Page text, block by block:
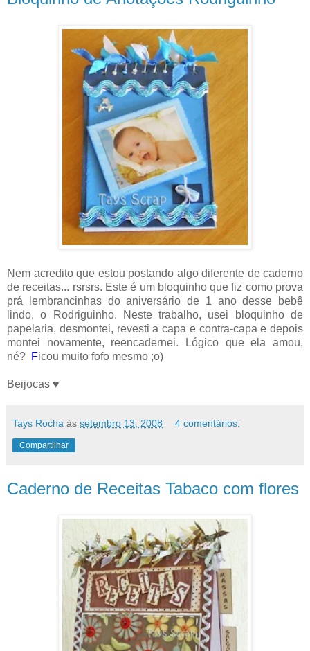
Nem acredito que estou postando algo diferente de caderno
de receitas... rsrsrs. Este é um bloquinho que fiz como prova
prá lembrancinhas do aniversário de 1 ano desse bebê
lindo, o Rodriguinho. Neste trabalho, usei bloquinho de
papelaria, desmontei, revesti a capa e contra-capa e depois
montei novamente, reencadernei. Lógico que ela amou,
né? Ficou muito fofo mesmo ;o)
Beijocas ♥
Tays Rocha às setembro 13, 2008 4 comentários:
Compartilhar
Caderno de Receitas Tabaco com flores